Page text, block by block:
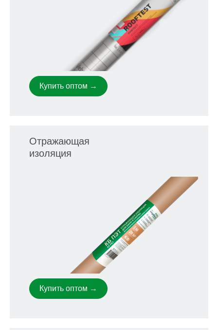
Купить оптом →
Отражающая
изоляция
Купить оптом →